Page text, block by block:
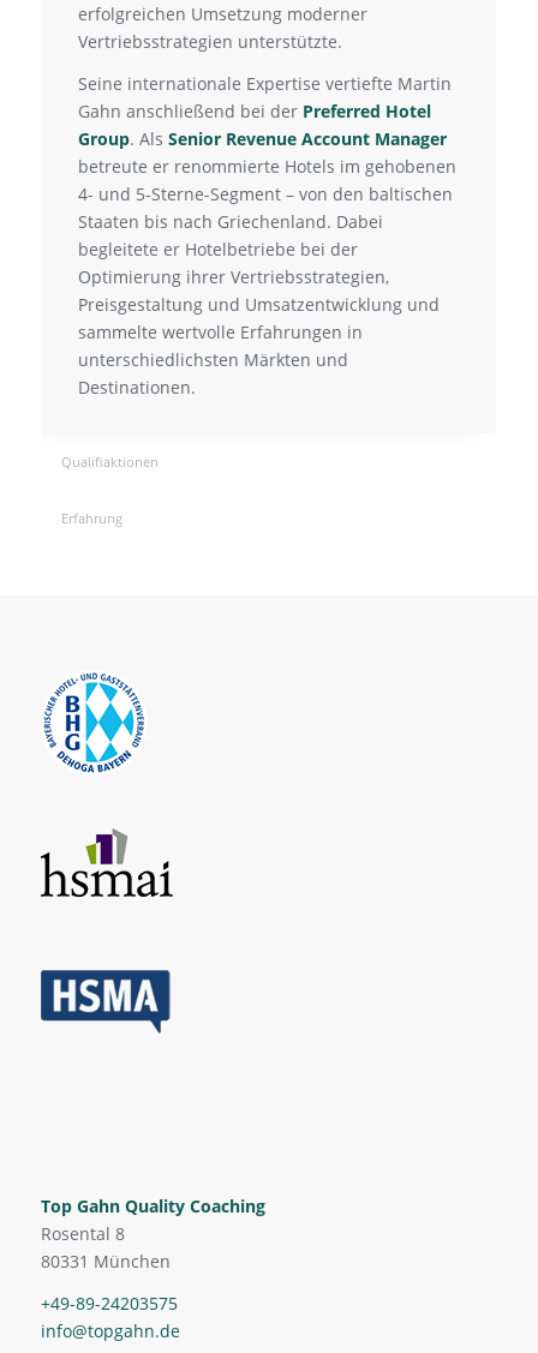
erfolgreichen Umsetzung moderner
Vertriebsstrategien unterstützte.
Seine internationale Expertise vertiefte Martin
Gahn anschließend bei der Preferred Hotel
Group. Als Senior Revenue Account Manager
betreute er renommierte Hotels im gehobenen
4- und 5-Sterne-Segment – von den baltischen
Staaten bis nach Griechenland. Dabei
begleitete er Hotelbetriebe bei der
Optimierung ihrer Vertriebsstrategien,
Preisgestaltung und Umsatzentwicklung und
sammelte wertvolle Erfahrungen in
unterschiedlichsten Märkten und
Destinationen.
Qualifiaktionen
Erfahrung
Top Gahn Quality Coaching
Rosental 8
80331 München
+49-89-24203575
info@topgahn.de